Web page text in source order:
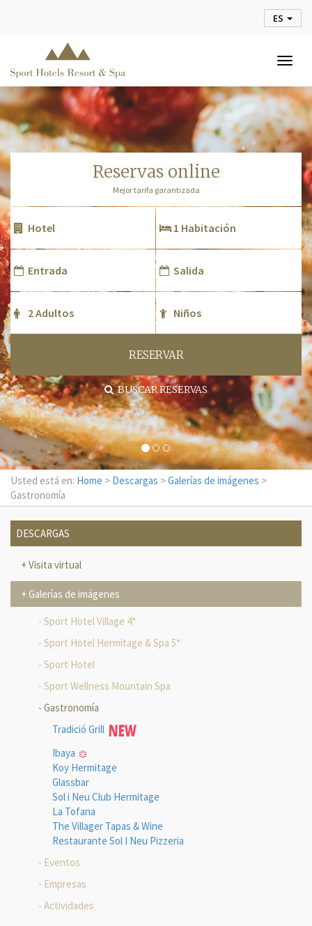
ES
reservas online
Mejor tarifa garantizada
RESERVAR
BUSCAR RESERVAS
Usted está en: Home > Descargas >Galerías de imágenes >
Gastronomía
DESCARGAS
Visita virtual
Galerías de imágenes
Sport Hotel Village 4*
Sport Hotel Hermitage & Spa 5*
Sport Hotel
Sport Wellness Mountain Spa
Gastronomía
Tradició Grill
Ibaya
Koy Hermitage
Glassbar
Sol i Neu Club Hermitage
La Tofana
The Villager Tapas & Wine
Restaurante Sol I Neu Pizzeria
Eventos
Empresas
Actividades